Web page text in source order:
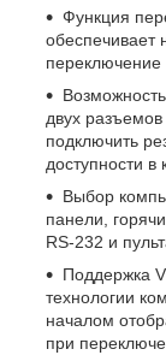
Функция
обеспечивает
двух
подключить
доступности
Выбор
панели,
RS-232 и
Поддержка
технологии
началом
при